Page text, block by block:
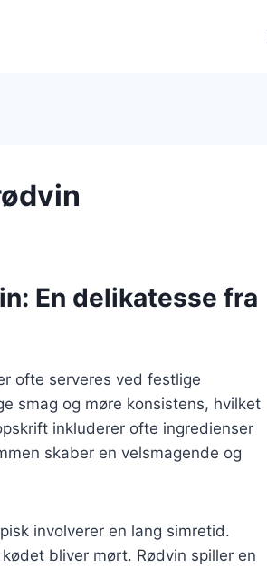
En delikatesse fra
ofte serveres ved festlige
smag og møre konsistens, hvilket
inkluderer ofte ingredienser
skaber en velsmagende og
involverer en lang simretid.
bliver mørt. Rødvin spiller en